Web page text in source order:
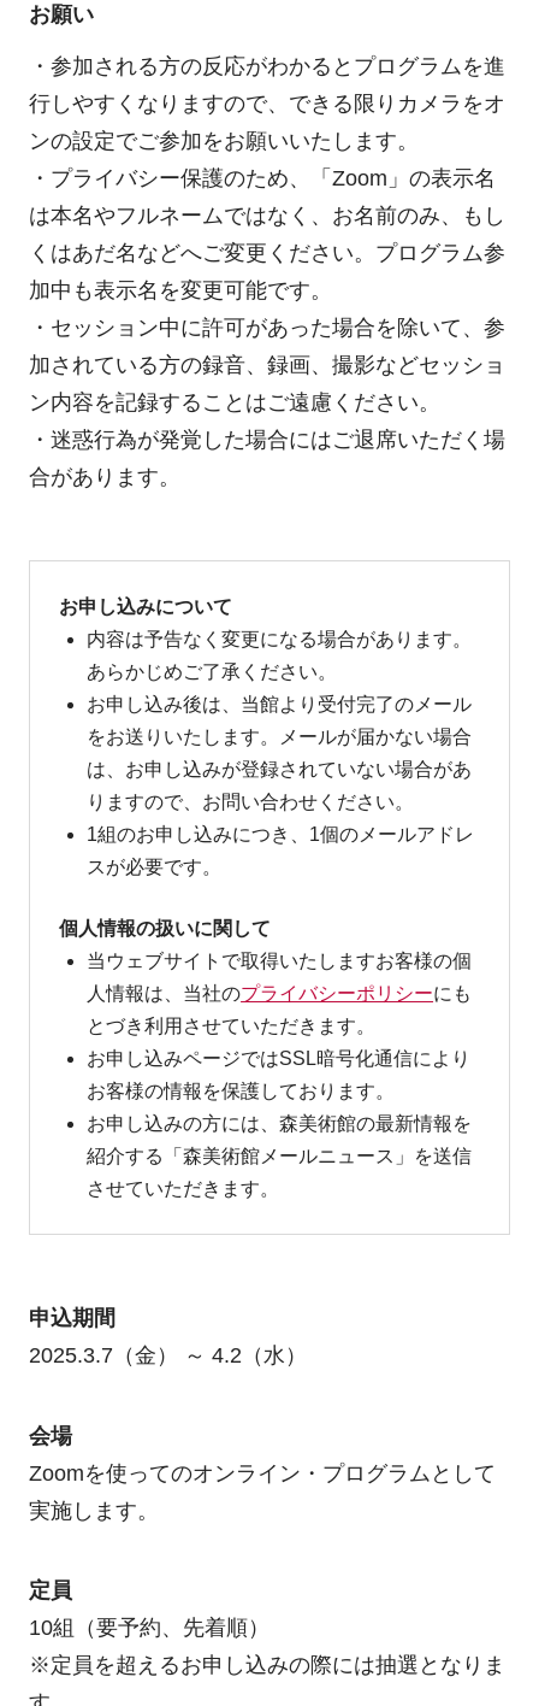
お願い
・参加される方の反応がわかるとプログラムを進
行しやすくなりますので、できる限りカメラをオ
ンの設定でご参加をお願いいたします。
・プライバシー保護のため、「Zoom」の表示名
は本名やフルネームではなく、お名前のみ、もし
くはあだ名などへご変更ください。プログラム参
加中も表示名を変更可能です。
・セッション中に許可があった場合を除いて、参
加されている方の録音、録画、撮影などセッショ
ン内容を記録することはご遠慮ください。
・迷惑行為が発覚した場合にはご退席いただく場
合があります。
お申し込みについて
内容は予告なく変更になる場合があります。
あらかじめご了承ください。
お申し込み後は、当館より受付完了のメール
をお送りいたします。メールが届かない場合
は、お申し込みが登録されていない場合があ
りますので、お問い合わせください。
1組のお申し込みにつき、1個のメールアドレ
スが必要です。
個人情報の扱いに関して
当ウェブサイトで取得いたしますお客様の個
人情報は、当社のプライバシーポリシーにも
とづき利用させていただきます。
お申し込みページではSSL暗号化通信により
お客様の情報を保護しております。
お申し込みの方には、森美術館の最新情報を
紹介する「森美術館メールニュース」を送信
させていただきます。
申込期間
2025.3.7（金） ～ 4.2（水）
会場
Zoomを使ってのオンライン・プログラムとして
実施します。
定員
10組（要予約、先着順）
※定員を超えるお申し込みの際には抽選となりま